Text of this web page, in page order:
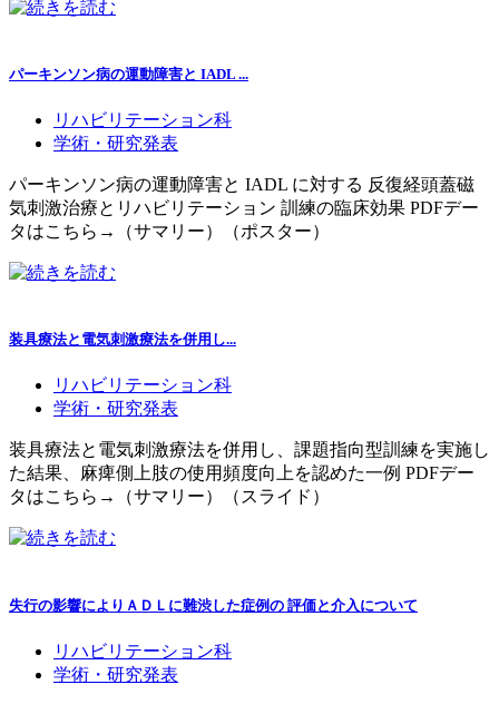
パーキンソン病の運動障害と IADL ...
リハビリテーション科
学術・研究発表
パーキンソン病の運動障害と IADL に対する 反復経頭蓋磁
気刺激治療とリハビリテーション 訓練の臨床効果 PDFデー
タはこちら→（サマリー）（ポスター）
装具療法と電気刺激療法を併用し...
リハビリテーション科
学術・研究発表
装具療法と電気刺激療法を併用し、課題指向型訓練を実施し
た結果、麻痺側上肢の使用頻度向上を認めた一例 PDFデー
タはこちら→（サマリー）（スライド）
失行の影響によりＡＤＬに難渋した症例の 評価と介入について
リハビリテーション科
学術・研究発表